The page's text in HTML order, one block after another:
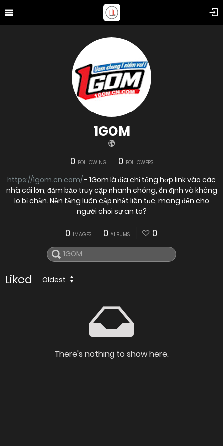
1GOM
0 FOLLOWING 0 FOLLOWERS
https://1gom.cn.com/- 1Gom là địa chỉ tổng hợp link vào các
nhà cái lớn, đảm bảo truy cập nhanh chóng, ổn định và không
lo bị chặn. Nền tảng luôn cập nhật liên tục, mang đến cho
người chơi sự an to?
0 IMAGES 0 ALBUMS 0
Liked Oldest
There's nothing to show here.